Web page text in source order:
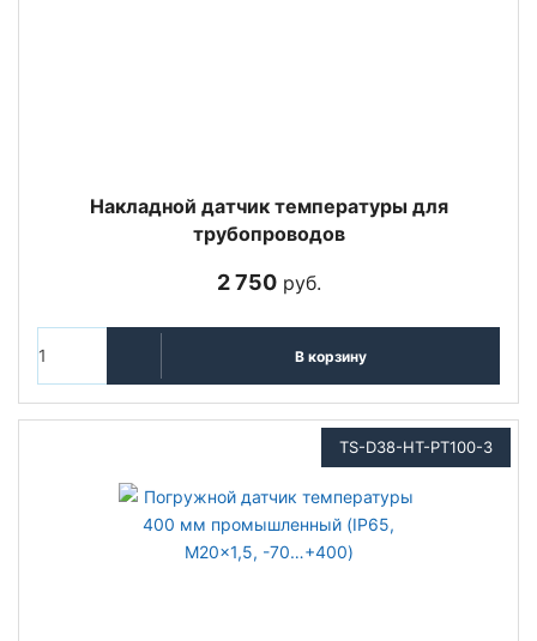
Накладной датчик температуры для
трубопроводов
2 750руб.
В корзину
TS-D38-HT-PT100-3